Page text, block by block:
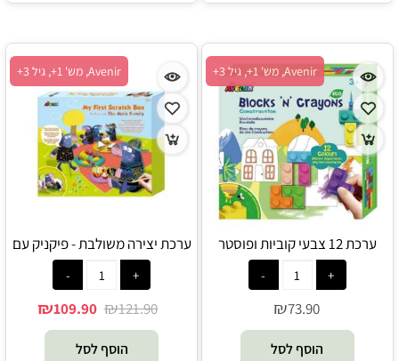
Avenir, מש' 1+, גיל 3+
ערכת 12 צבעי קוביות ופוסטר
לצביעה - בנייה - Avenir
₪73.90
הוסף לסל
Avenir, מש' 1+, גיל 3+
ערכת יצירה משולבת - פיקניק עם
חפרפרות - Avenir
₪121.90
₪109.90
הוסף לסל